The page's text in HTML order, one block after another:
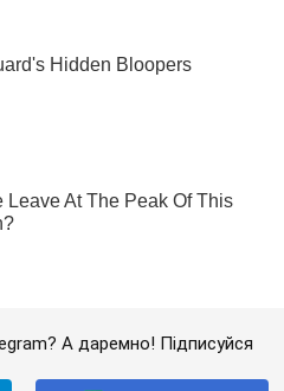
А даремно! Підписуйся